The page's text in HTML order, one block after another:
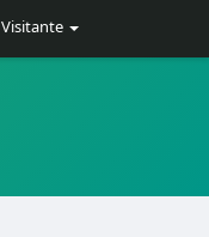
Visitante